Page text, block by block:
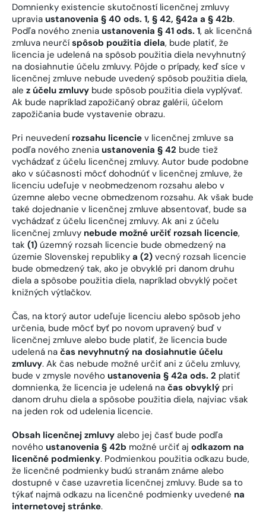
Domnienky existencie skutočností licenčnej zmluvy
upravia ustanovenia § 40 ods. 1, § 42, §42a a § 42b.
Podľa nového znenia ustanovenia § 41 ods. 1, ak licenčná
zmluva neurčíspôsob použitia diela, bude platiť, že
licencia je udelená na spôsob použitia diela nevyhnutný
na dosiahnutie účelu zmluvy. Pôjde o prípady, keď síce v
licenčnej zmluve nebude uvedený spôsob použitia diela,
ale z účelu zmluvy bude spôsob použitia diela vyplývať.
Ak bude napríklad zapožičaný obraz galérii, účelom
zapožičania bude vystavenie obrazu.
Pri neuvedení rozsahu licencie v licenčnej zmluve sa
podľa nového znenia ustanovenia § 42 bude tiež
vychádzať z účelu licenčnej zmluvy. Autor bude podobne
ako v súčasnosti môcť dohodnúť v licenčnej zmluve, že
licenciu udeľuje v neobmedzenom rozsahu alebo v
územne alebo vecne obmedzenom rozsahu. Ak však bude
také dojednanie v licenčnej zmluve absentovať, bude sa
vychádzať z účelu licenčnej zmluvy. Ak ani z účelu
licenčnej zmluvy nebude možné určiť rozsah licencie,
tak (1) územný rozsah licencie bude obmedzený na
územie Slovenskej republiky a (2) vecný rozsah licencie
bude obmedzený tak, ako je obvyklé pri danom druhu
diela a spôsobe použitia diela, napríklad obvyklý počet
knižných výtlačkov.
Čas, na ktorý autor udeľuje licenciu alebo spôsob jeho
určenia, bude môcť byť po novom upravený buď v
licenčnej zmluve alebo bude platiť, že licencia bude
udelená na čas nevyhnutný na dosiahnutie účelu
zmluvy. Ak čas nebude možné určiť ani z účelu zmluvy,
bude v zmysle nového ustanovenia § 42a ods. 2 platiť
domnienka, že licencia je udelená na čas obvyklý pri
danom druhu diela a spôsobe použitia diela, najviac však
na jeden rok od udelenia licencie.
Obsah licenčnej zmluvy alebo jej časť bude podľa
nového ustanovenia § 42b možné určiť aj odkazom na
licenčné podmienky. Podmienkou použitia odkazu bude,
že licenčné podmienky budú stranám známe alebo
dostupné v čase uzavretia licenčnej zmluvy. Bude sa to
týkať najmä odkazu na licenčné podmienky uvedené na
internetovej stránke.